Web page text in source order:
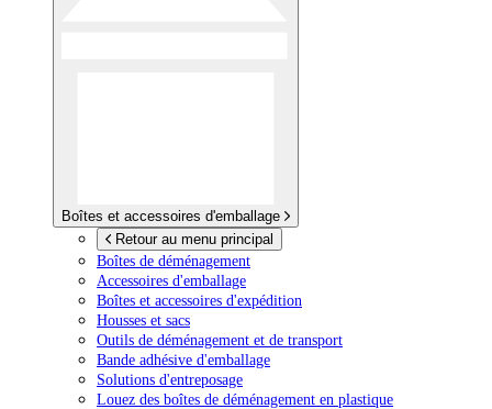
Boîtes et accessoires d'emballage
Retour au menu principal
Boîtes de déménagement
Accessoires d'emballage
Boîtes et accessoires d'expédition
Housses et sacs
Outils de déménagement et de transport
Bande adhésive d'emballage
Solutions d'entreposage
Louez des boîtes de déménagement en plastique